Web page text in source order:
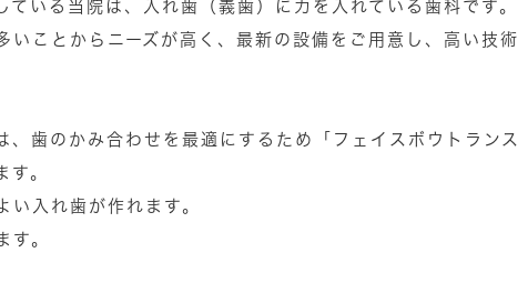
ている当院は、入れ歯（義歯）に力を入れている歯科です。
いことからニーズが高く、最新の設備をご用意し、高い技術
、歯のかみ合わせを最適にするため「フェイスボウトランス
す。
い入れ歯が作れます。
す。